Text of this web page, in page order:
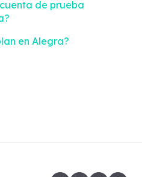
de prueba
en Alegra?